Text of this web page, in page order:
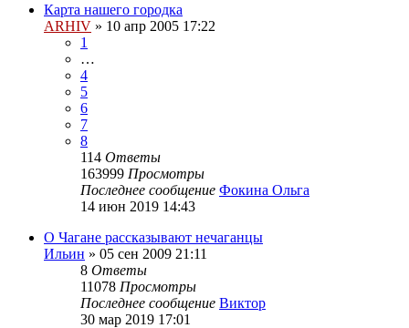
Карта нашего городка
ARHIV » 10 апр 2005 17:22
1
…
4
5
6
7
8
114 Ответы
163999 Просмотры
Последнее сообщение Фокина Ольга
14 июн 2019 14:43
О Чагане рассказывают нечаганцы
Ильин » 05 сен 2009 21:11
8 Ответы
11078 Просмотры
Последнее сообщение Виктор
30 мар 2019 17:01